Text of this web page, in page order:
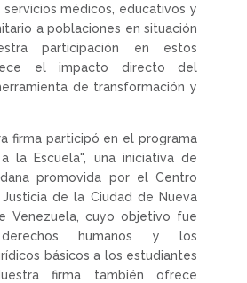
médicos, educativos y
a poblaciones en situación
participación en estos
el impacto directo del
de transformación y
firma participó en el programa
la Escuela", una iniciativa de
promovida por el Centro
de la Ciudad de Nueva
Venezuela, cuyo objetivo fue
humanos y los
básicos a los estudiantes
firma también ofrece